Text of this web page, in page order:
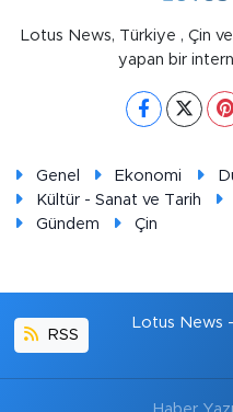
Lotus News, Türkiye , Çin
yapan bir
Genel Ekonomi
Kültür - Sanat ve Tarih
Gündem
Çin
RSS
Lotus News